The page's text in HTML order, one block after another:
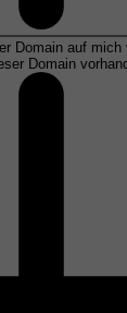
Domain auf
Domain